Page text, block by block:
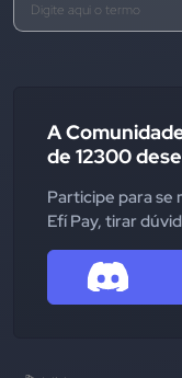
A
de 12300
Participe para se
Efí Pay, tirar